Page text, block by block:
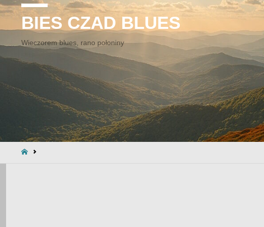
BIES CZAD BLUES
Wieczorem blues, rano połoniny
STRONA